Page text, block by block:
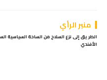
منبر الرأي
الطريق إلى نزع السلاح من الساحة السياسية
الأفندي